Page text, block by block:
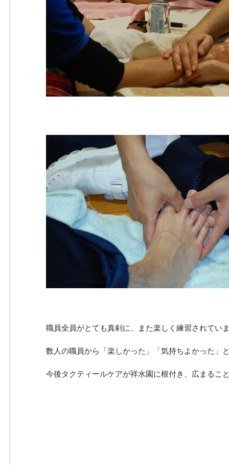
職員全員がとても真剣に、また楽しく練習されてい
数人の職員から「楽しかった」「気持ちよかった」
今後タクティールケアが祥水園に根付き、広まるこ